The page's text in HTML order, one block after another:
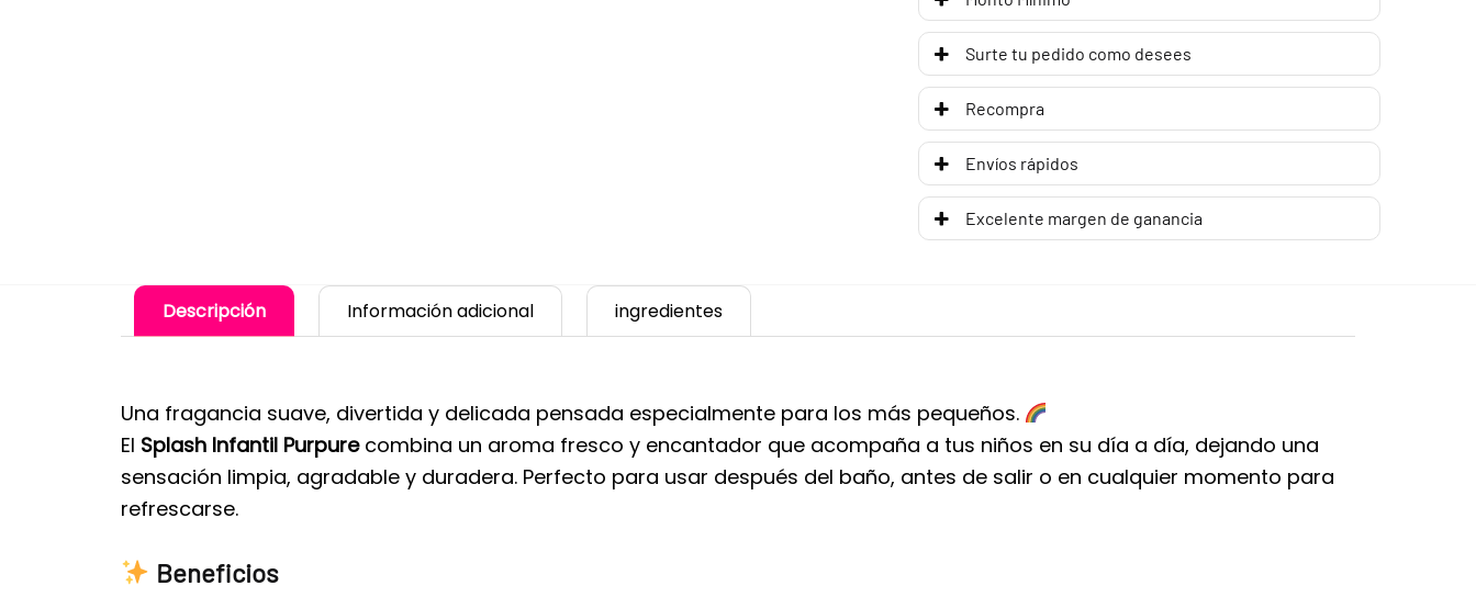
Surte tu pedido como desees
Recompra
Envíos rápidos
Excelente margen de ganancia
Descripción Información adicional ingredientes
Una fragancia suave, divertida y delicada pensada especialmente para los más pequeños.
El Splash Infantil Purpurecombina un aroma fresco y encantador que acompaña a tus niños en su día a día, dejando una
sensación limpia, agradable y duradera. Perfecto para usar después del baño, antes de salir o en cualquier momento para
refrescarse.
Beneficios